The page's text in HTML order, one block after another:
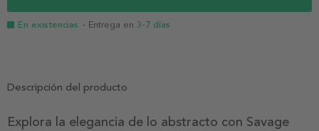
En existencias - Entrega en 3-7 días
Descripción del producto
Explora la elegancia de lo abstracto con Savage